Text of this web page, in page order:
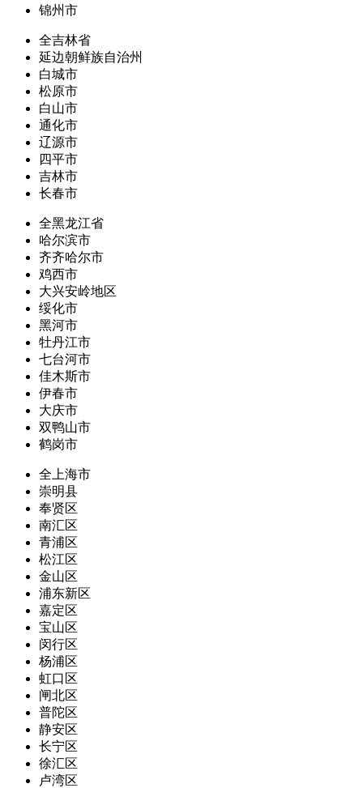
锦州市
全吉林省
延边朝鲜族自治州
白城市
松原市
白山市
通化市
辽源市
四平市
吉林市
长春市
全黑龙江省
哈尔滨市
齐齐哈尔市
鸡西市
大兴安岭地区
绥化市
黑河市
牡丹江市
七台河市
佳木斯市
伊春市
大庆市
双鸭山市
鹤岗市
全上海市
崇明县
奉贤区
南汇区
青浦区
松江区
金山区
浦东新区
嘉定区
宝山区
闵行区
杨浦区
虹口区
闸北区
普陀区
静安区
长宁区
徐汇区
卢湾区